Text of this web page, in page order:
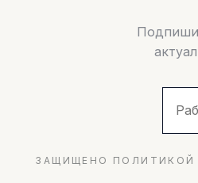
ЗАЩИЩЕНО